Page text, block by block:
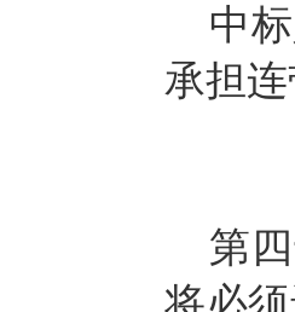
中
承担
第
将必